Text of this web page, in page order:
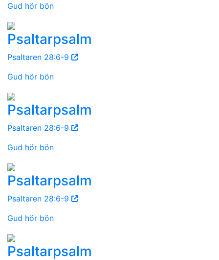
Gud hör bön
Psaltarpsalm
Psaltaren 28:6-9
Gud hör bön
Psaltarpsalm
Psaltaren 28:6-9
Gud hör bön
Psaltarpsalm
Psaltaren 28:6-9
Gud hör bön
Psaltarpsalm